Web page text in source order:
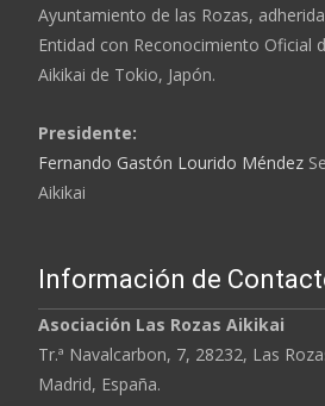
Ayuntamiento de las Rozas,
Entidad con Reconocimiento Oficial
Aikikai de Tokio, Japón.
Presidente:
Fernando Gastón Lourido Méndez
Aikikai
Información de
Asociación Las Rozas Aikikai
Tr.ª Navalcarbon, 7, 28232, Las
Madrid, España.